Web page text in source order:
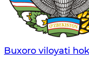
Buxoro viloyati